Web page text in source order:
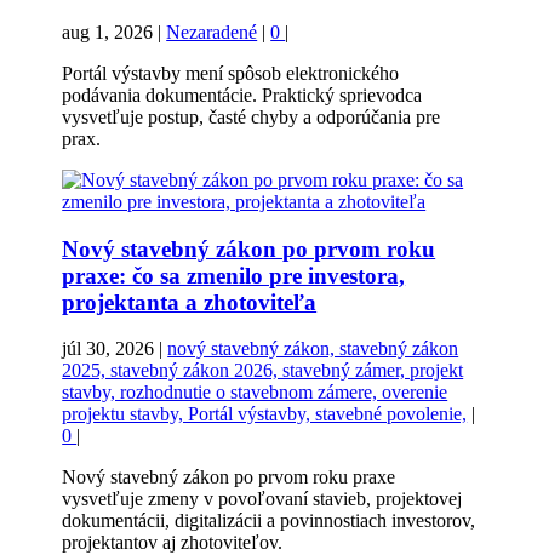
aug 1, 2026 |Nezaradené |0 |
Portál výstavby mení spôsob elektronického
podávania dokumentácie. Praktický sprievodca
vysvetľuje postup, časté chyby a odporúčania pre
prax.
Nový stavebný zákon po prvom roku
praxe: čo sa zmenilo pre investora,
projektanta a zhotoviteľa
júl 30, 2026 |nový stavebný zákon, stavebný zákon
2025, stavebný zákon 2026, stavebný zámer, projekt
stavby, rozhodnutie o stavebnom zámere, overenie
projektu stavby, Portál výstavby, stavebné povolenie,
0
Nový stavebný zákon po prvom roku praxe
vysvetľuje zmeny v povoľovaní stavieb, projektovej
dokumentácii, digitalizácii a povinnostiach investorov,
projektantov aj zhotoviteľov.